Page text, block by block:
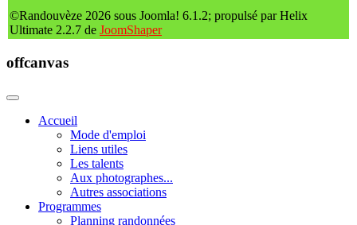
©Randouvèze 2026 sous Joomla! 6.1.2; propulsé par Helix
Ultimate 2.2.7 de JoomShaper
offcanvas
Accueil
Mode d'emploi
Liens utiles
Les talents
Aux photographes...
Autres associations
Programmes
Planning randonnées